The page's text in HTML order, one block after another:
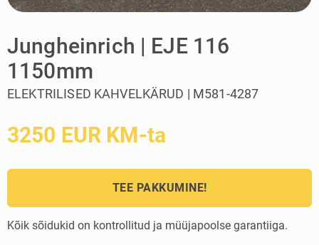
Jungheinrich | EJE 116
1150mm
ELEKTRILISED KAHVELKÄRUD | M581-4287
3250 EUR KM-ta
TEE PAKKUMINE!
Kõik sõidukid on kontrollitud ja müüjapoolse garantiiga.